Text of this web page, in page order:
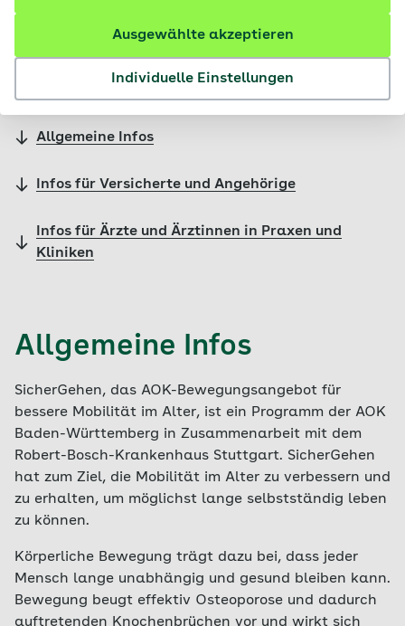
Individuelle Einstellungen
Ausgewählte akzeptieren
Inhalte im Überblick
Allgemeine Infos
Infos für Versicherte und Angehörige
Infos für Ärzte und Ärztinnen in Praxen und
Kliniken
Allgemeine Infos
SicherGehen, das AOK-Bewegungsangebot für
bessere Mobilität im Alter, ist ein Programm der AOK
Baden-Württemberg in Zusammenarbeit mit dem
Robert-Bosch-Krankenhaus Stuttgart. SicherGehen
hat zum Ziel, die Mobilität im Alter zu verbessern und
zu erhalten, um möglichst lange selbstständig leben
zu können.
Körperliche Bewegung trägt dazu bei, dass jeder
Mensch lange unabhängig und gesund bleiben kann.
Bewegung beugt effektiv Osteoporose und dadurch
auftretenden Knochenbrüchen vor und wirkt sich